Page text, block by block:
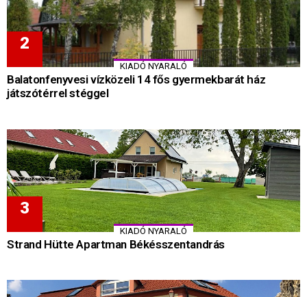
KIADÓ NYARALÓ
Balatonfenyvesi vízközeli 14 fős gyermekbarát ház
játszótérrel stéggel
KIADÓ NYARALÓ
Strand Hütte Apartman Békésszentandrás